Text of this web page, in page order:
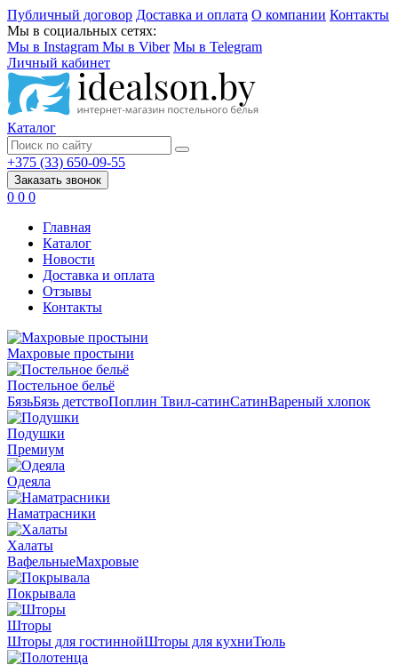
Публичный договор Доставка и оплата О компании Контакты
Мы в социальных сетях:
Мы в Instagram Мы в Viber Мы в Telegram
Личный кабинет
Каталог
+375 (33) 650-09-55
Заказать звонок
0 0 0
Главная
Каталог
Новости
Доставка и оплата
Отзывы
Контакты
Махровые простыни
Постельное бельё
БязьБязь детствоПоплин Твил-сатинСатинВареный хлопок
Подушки
Премиум
Одеяла
Наматрасники
Халаты
ВафельныеМахровые
Покрывала
Шторы
Шторы для гостиннойШторы для кухниТюль